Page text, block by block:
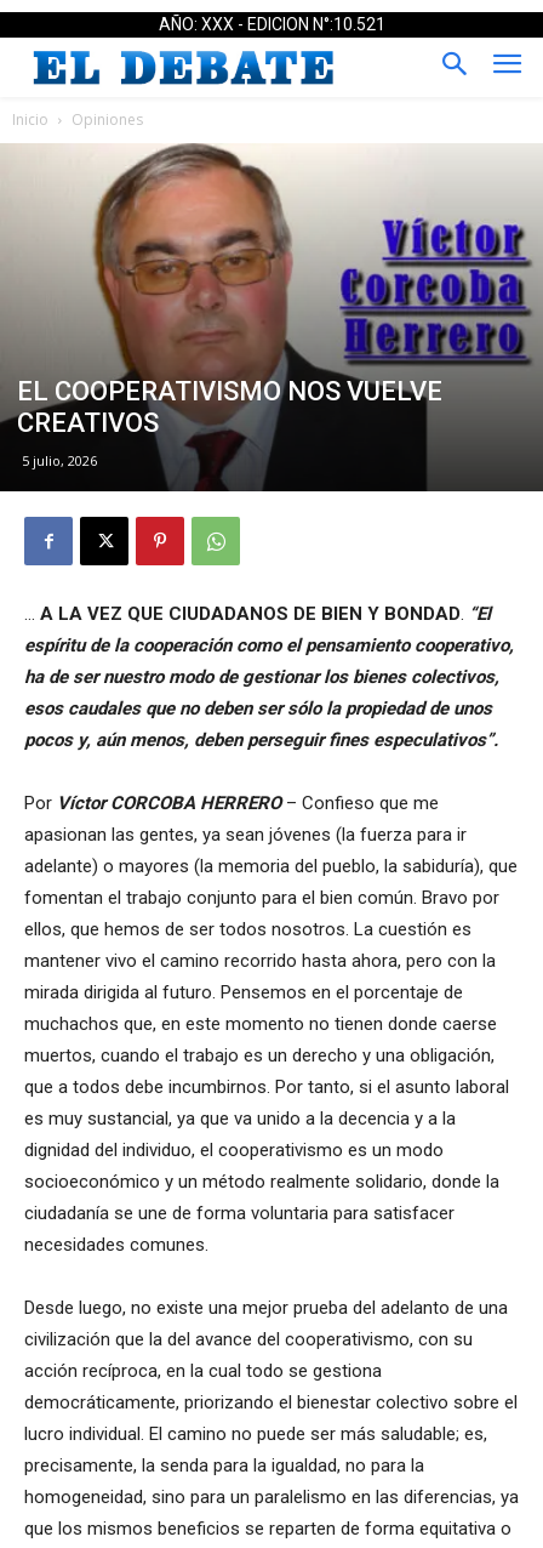
AÑO: XXX - EDICION N°:10.521
Inicio Opiniones
EL COOPERATIVISMO NOS VUELVE
CREATIVOS
5 julio, 2026
… A LA VEZ QUE CIUDADANOS DE BIEN Y BONDAD. “El
espíritu de la cooperación como el pensamiento cooperativo,
ha de ser nuestro modo de gestionar los bienes colectivos,
esos caudales que no deben ser sólo la propiedad de unos
pocos y, aún menos, deben perseguir fines especulativos”.
Por Víctor CORCOBA HERRERO– Confieso que me
apasionan las gentes, ya sean jóvenes (la fuerza para ir
adelante) o mayores (la memoria del pueblo, la sabiduría), que
fomentan el trabajo conjunto para el bien común. Bravo por
ellos, que hemos de ser todos nosotros. La cuestión es
mantener vivo el camino recorrido hasta ahora, pero con la
mirada dirigida al futuro. Pensemos en el porcentaje de
muchachos que, en este momento no tienen donde caerse
muertos, cuando el trabajo es un derecho y una obligación,
que a todos debe incumbirnos. Por tanto, si el asunto laboral
es muy sustancial, ya que va unido a la decencia y a la
dignidad del individuo, el cooperativismo es un modo
socioeconómico y un método realmente solidario, donde la
ciudadanía se une de forma voluntaria para satisfacer
necesidades comunes.
Desde luego, no existe una mejor prueba del adelanto de una
civilización que la del avance del cooperativismo, con su
acción recíproca, en la cual todo se gestiona
democráticamente, priorizando el bienestar colectivo sobre el
lucro individual. El camino no puede ser más saludable; es,
precisamente, la senda para la igualdad, no para la
homogeneidad, sino para un paralelismo en las diferencias, ya
que los mismos beneficios se reparten de forma equitativa o